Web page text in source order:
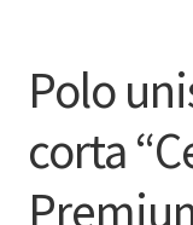
Polo
corta